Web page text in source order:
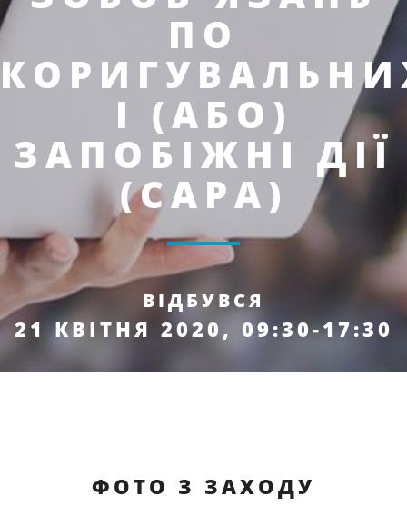
ПО
І (АБО)
ЗАПОБІЖНІ ДІЇ
(САРА)
ВІДБУВСЯ
21 КВІТНЯ 2020, 09:30-17:30
ФОТО З ЗАХОДУ